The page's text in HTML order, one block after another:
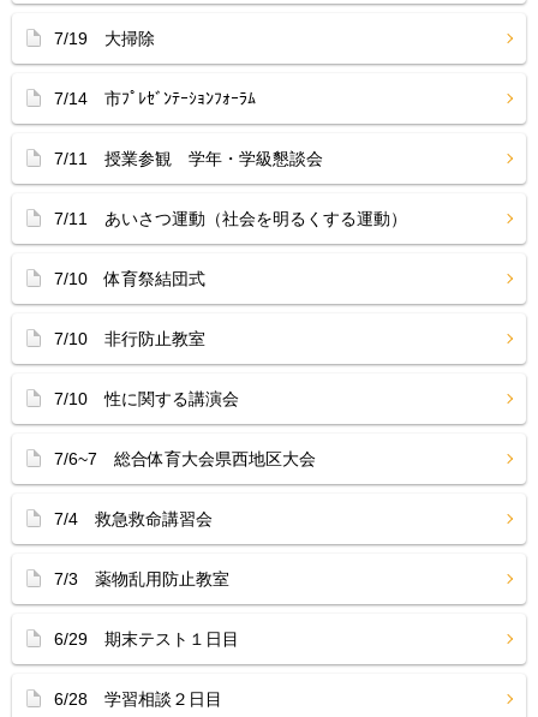
7/19 大掃除
7/14 市ﾌﾟﾚｾﾞﾝﾃｰｼｮﾝﾌｫｰﾗﾑ
7/11 授業参観 学年・学級懇談会
7/11 あいさつ運動（社会を明るくする運動）
7/10 体育祭結団式
7/10 非行防止教室
7/10 性に関する講演会
7/6~7 総合体育大会県西地区大会
7/4 救急救命講習会
7/3 薬物乱用防止教室
6/29 期末テスト１日目
6/28 学習相談２日目